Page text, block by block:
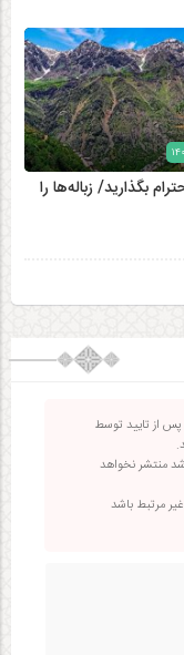
بگذارید/ زباله‌ها را
از تایید توسط
منتشر نخواهد
مرتبط باشد